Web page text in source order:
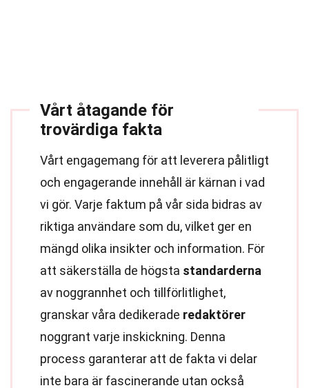
Vårt åtagande för
trovärdiga fakta
Vårt engagemang för att leverera pålitligt
och engagerande innehåll är kärnan i vad
vi gör. Varje faktum på vår sida bidras av
riktiga användare som du, vilket ger en
mängd olika insikter och information. För
att säkerställa de högsta standarderna
av noggrannhet och tillförlitlighet,
granskar våra dedikerade redaktörer
noggrant varje inskickning. Denna
process garanterar att de fakta vi delar
inte bara är fascinerande utan också